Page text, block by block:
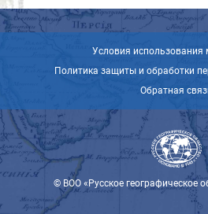
Условия использования
Политика защиты и обработки
Обратная
© ВОО «Русское географическое